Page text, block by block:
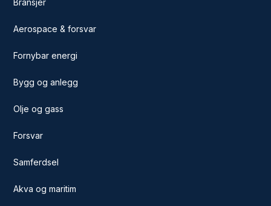
Bransjer
Aerospace & forsvar
Fornybar energi
Bygg og anlegg
Olje og gass
Forsvar
Samferdsel
Akva og maritim